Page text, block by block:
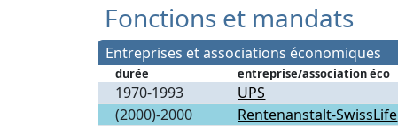
Fonctions et mandats
Entreprises et associations économiques
durée entreprise/association éco
1970-1993 UPS
(2000)-2000
Rentenanstalt-SwissLife